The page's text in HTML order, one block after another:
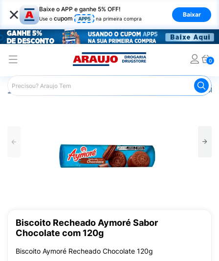
× Baixe o APP e ganhe 5% OFF!
Use o cupom APP5 na primeira compra
Baixar
0
Araujo Mercado Biscoito e
Biscoito Recheado Aymoré Sabor
Chocolate com 120g
Biscoito Aymoré Recheado Chocolate 120g